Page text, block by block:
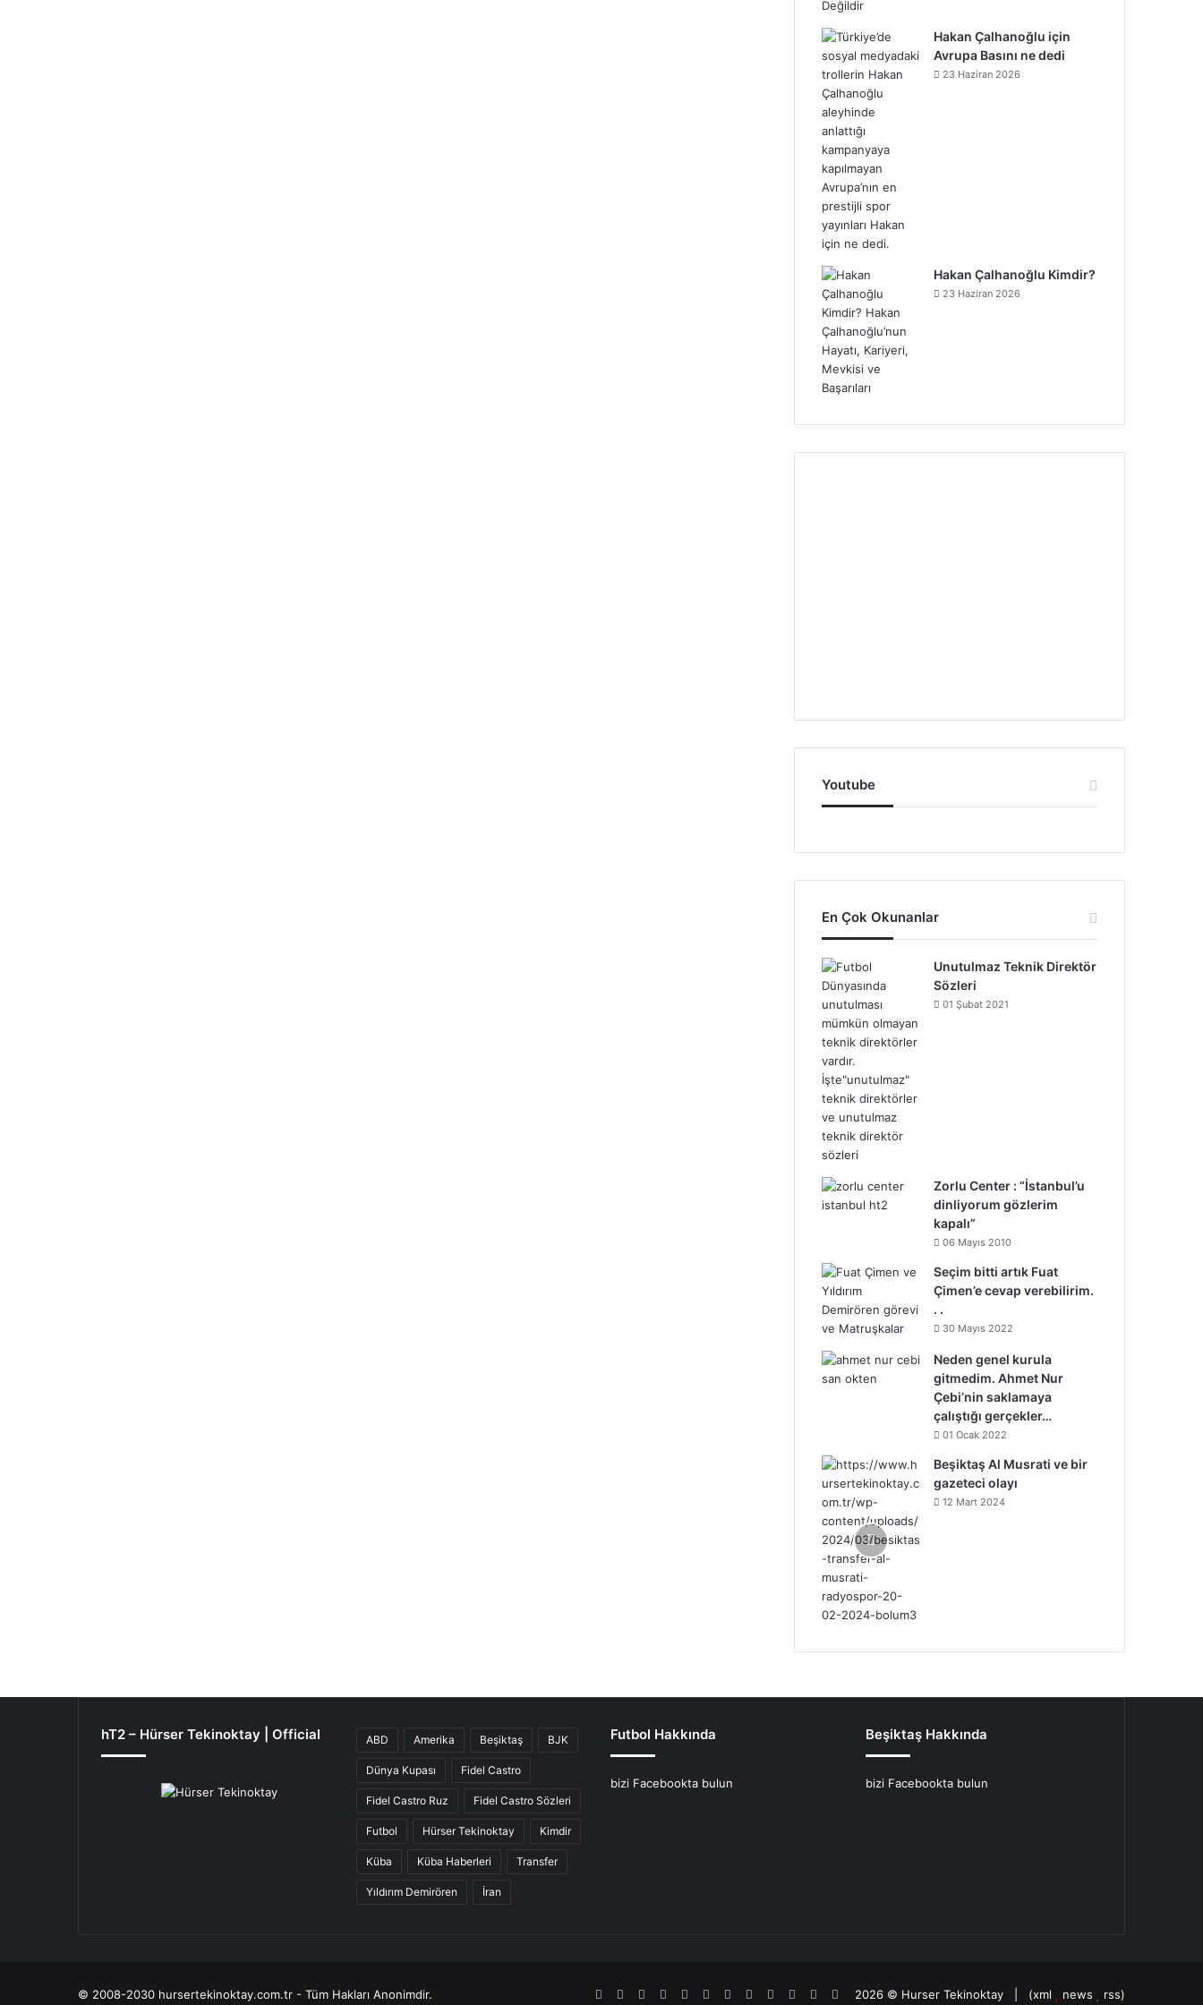
Hakan Çalhanoğlu için
Avrupa Basını ne dedi
23 Haziran 2026
Hakan Çalhanoğlu Kimdir?
23 Haziran 2026
Youtube
En Çok Okunanlar
Unutulmaz Teknik Direktör
Sözleri
01 Şubat 2021
Zorlu Center : “İstanbul’u
dinliyorum gözlerim
kapalı”
06 Mayıs 2010
Seçim bitti artık Fuat
Çimen’e cevap verebilirim.
. .
30 Mayıs 2022
Neden genel kurula
gitmedim. Ahmet Nur
Çebi’nin saklamaya
çalıştığı gerçekler…
01 Ocak 2022
Beşiktaş Al Musrati ve bir
gazeteci olayı
12 Mart 2024
hT2 – Hürser Tekinoktay | Official ABD Amerika Beşiktaş BJK
Dünya Kupası Fidel Castro
Fidel Castro Ruz Fidel Castro Sözleri
Futbol Hürser Tekinoktay Kimdir
Küba Küba Haberleri Transfer
Yıldırım Demirören İran
Futbol Hakkında
bizi Facebookta bulun
Beşiktaş Hakkında
bizi Facebookta bulun
© 2008-2030 hursertekinoktay.com.tr - Tüm Hakları Anonimdir. 2026 © Hurser Tekinoktay | (xml news rss)
RSS Facebook
TwitterPinterestLinkedInYouTubeTumblrSoundCloud
Instagram
SpotifyTikTokPatreon